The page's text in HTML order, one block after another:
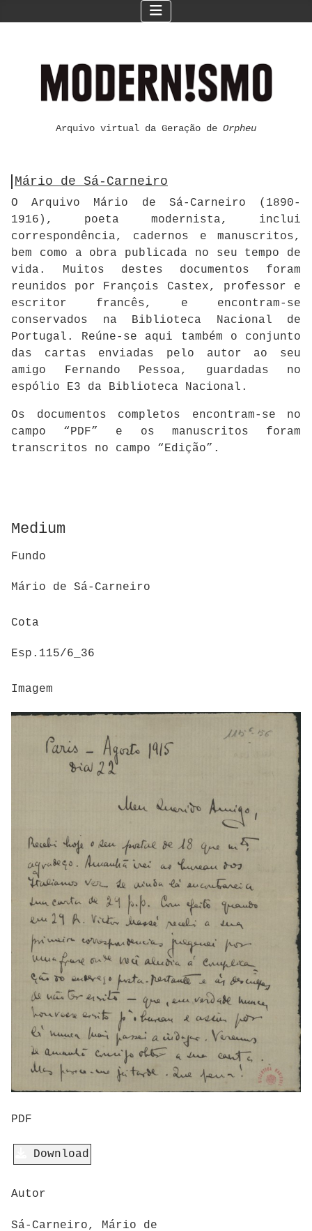
Arquivo virtual da Geração de Orpheu
Mário de Sá-Carneiro
O Arquivo Mário de Sá-Carneiro (1890-
1916), poeta modernista, inclui
correspondência, cadernos e manuscritos,
bem como a obra publicada no seu tempo de
vida. Muitos destes documentos foram
reunidos por François Castex, professor e
escritor francês, e encontram-se
conservados na Biblioteca Nacional de
Portugal. Reúne-se aqui também o conjunto
das cartas enviadas pelo autor ao seu
amigo Fernando Pessoa, guardadas no
espólio E3 da Biblioteca Nacional.
Os documentos completos encontram-se no
campo “PDF” e os manuscritos foram
transcritos no campo “Edição”.
Medium
Fundo
Mário de Sá-Carneiro
Cota
Esp.115/6_36
Imagem
PDF
Download
Autor
Sá-Carneiro, Mário de